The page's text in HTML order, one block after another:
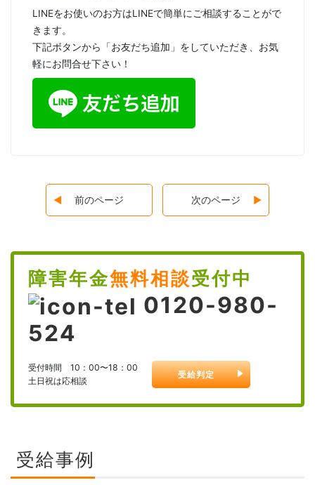
LINEをお使いのお方はLINEで簡単にご相談することがで
きます。
下記ボタンから「お友だち追加」をしていただき、お気
軽にお問合せ下さい！
前のページ 次のページ
障害年金無料相談受付中
0120-980-
524
受付時間 10：00〜18：00
土日祝は応相談
受給判定
受給事例